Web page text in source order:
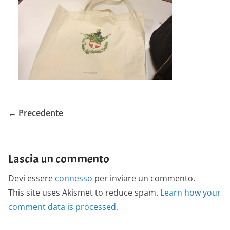
← Precedente
Lascia un commento
Devi essere connesso per inviare un commento.
This site uses Akismet to reduce spam. Learn how your
comment data is processed.